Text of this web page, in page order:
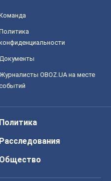
Журналисты OBOZ.UA на месте
Политика
Расследования
Общество